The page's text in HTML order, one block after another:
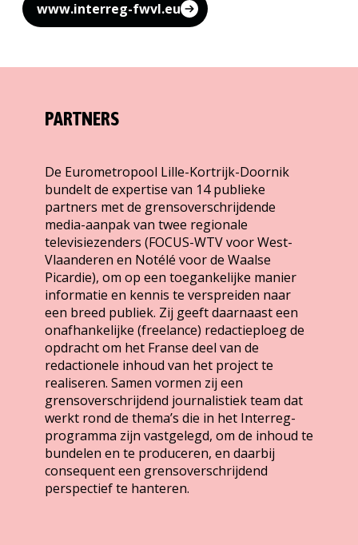
www.interreg-fwvl.eu
PARTNERS
De Eurometropool Lille-Kortrijk-Doornik
bundelt de expertise van 14 publieke
partners met de grensoverschrijdende
media-aanpak van twee regionale
televisiezenders (FOCUS-WTV voor West-
Vlaanderen en Notélé voor de Waalse
Picardie), om op een toegankelijke manier
informatie en kennis te verspreiden naar
een breed publiek. Zij geeft daarnaast een
onafhankelijke (freelance) redactieploeg de
opdracht om het Franse deel van de
redactionele inhoud van het project te
realiseren. Samen vormen zij een
grensoverschrijdend journalistiek team dat
werkt rond de thema’s die in het Interreg-
programma zijn vastgelegd, om de inhoud te
bundelen en te produceren, en daarbij
consequent een grensoverschrijdend
perspectief te hanteren.